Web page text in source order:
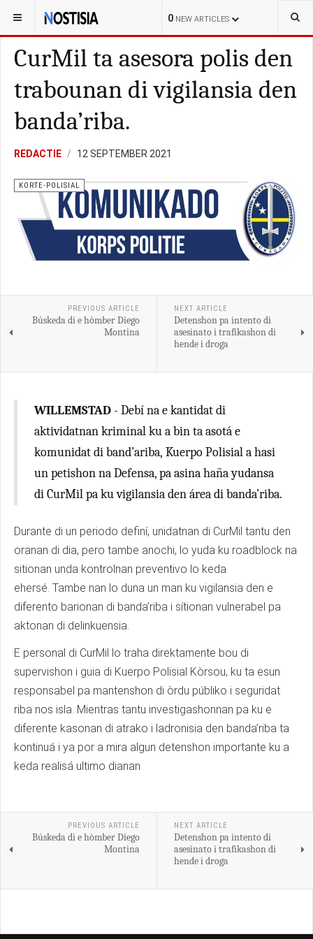
0 NEW ARTICLES
YOU ARE HERE: CURAÇAO LOKAL
CurMil ta asesora polis den
trabounan di vigilansia den
banda’riba.
REDACTIE 12 SEPTEMBER 2021
KORTE-POLISIAL
PREVIOUS ARTICLE
Búskeda di e hòmber Diego
Montina
NEXT ARTICLE
Detenshon pa intento di
asesinato i trafikashon di
hende i droga
WILLEMSTAD - Debí na e kantidat di
aktividatnan kriminal ku a bin ta asotá e
komunidat di band’ariba, Kuerpo Polisial a hasi
un petishon na Defensa, pa asina haña yudansa
di CurMil pa ku vigilansia den área di banda’riba.
Durante di un periodo definí, unidatnan di CurMil tantu den
oranan di dia, pero tambe anochi, lo yuda ku roadblock na
sitionan unda kontrolnan preventivo lo keda
ehersé. Tambe nan lo duna un man ku vigilansia den e
diferento barionan di banda’riba i sítionan vulnerabel pa
aktonan di delinkuensia.
E personal di CurMil lo traha direktamente bou di
supervishon i guia di Kuerpo Polisial Kòrsou, ku ta esun
responsabel pa mantenshon di òrdu públiko i seguridat
riba nos isla. Mientras tantu investigashonnan pa ku e
diferente kasonan di atrako i ladronisia den banda’riba ta
kontinuá i ya por a mira algun detenshon importante ku a
keda realisá ultimo dianan
PREVIOUS ARTICLE
Búskeda di e hòmber Diego
Montina
NEXT ARTICLE
Detenshon pa intento di
asesinato i trafikashon di
hende i droga